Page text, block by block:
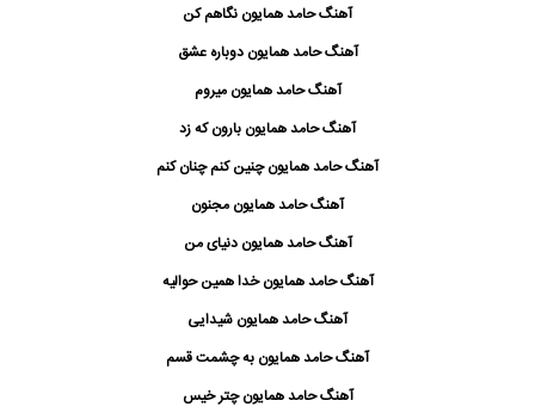
آهنگ حامد همایون نگاهم کن
آهنگ حامد همایون دوباره عشق
آهنگ حامد همایون میروم
آهنگ حامد همایون بارون که زد
آهنگ حامد همایون چنین کنم چنان کنم
آهنگ حامد همایون مجنون
آهنگ حامد همایون دنیای من
آهنگ حامد همایون خدا همین حوالیه
آهنگ حامد همایون شیدایی
آهنگ حامد همایون به چشمت قسم
آهنگ حامد همایون چتر خیس